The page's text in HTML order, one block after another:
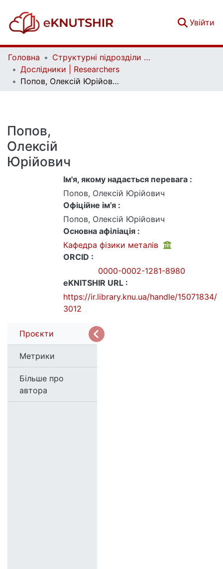
Увійти
Головна
Структурні підрозділи Київського національного університету імені Тараса Шевченка та Організації | Faculties, Institutes and Departments of Taras Shevchenko National University of Kyiv and Organizations
Дослідники | Researchers
Попов, Олексій Юрійович
Попов,
Олексій
Юрійович
Ім'я, якому надається перевага :
Попов, Олексій Юрійович
Офіційне ім’я :
Попов, Олексій Юрійович
Основна афіліація :
Кафедра фізики металів
ORCID :
0000-0002-1281-8980
eKNITSHIR URL :
https://ir.library.knu.ua/handle/15071834/
3012
Проєкти
Метрики
Більше про
автора